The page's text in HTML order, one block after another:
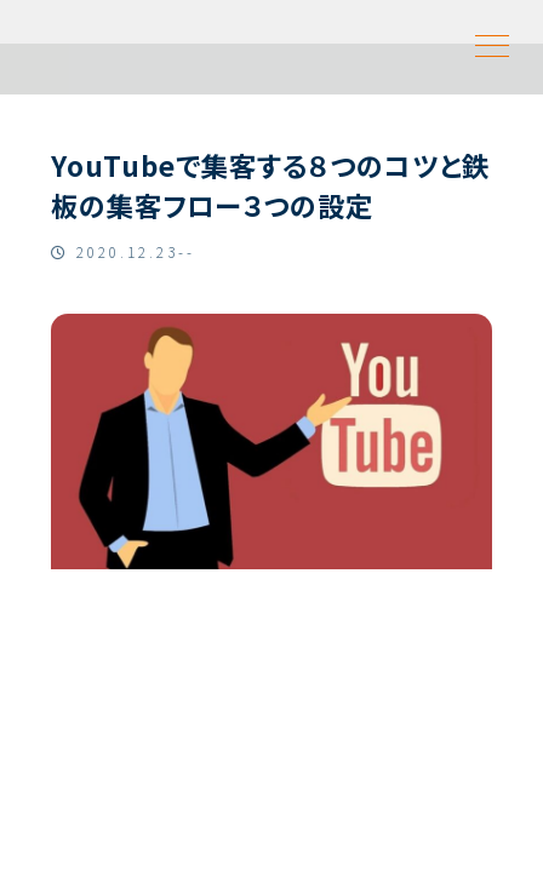
YouTubeで集客する８つのコツと鉄
板の集客フロー３つの設定
2020.12.23--